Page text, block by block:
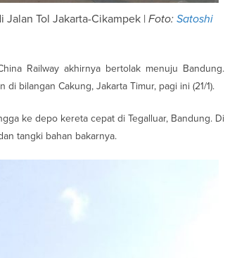
Tol Jakarta-Cikampek | Foto:Satoshi
Railway akhirnya bertolak menuju Bandung.
bilangan Cakung, Jakarta Timur, pagi ini (21/1).
ke depo kereta cepat di Tegalluar, Bandung. Di
tangki bahan bakarnya.